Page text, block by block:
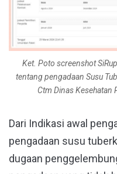
Ket. Poto screenshot
tentang pengadaan Susu
Ctm Dinas Kesehatan
Dari Indikasi awal
pengadaan susu
dugaan